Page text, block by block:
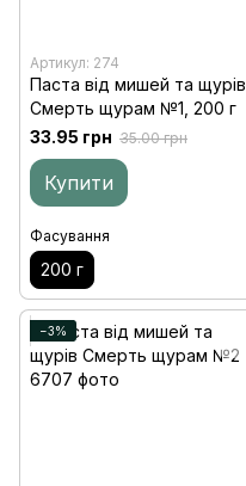
Артикул: 274
Паста від мишей та щурів
Смерть щурам №1, 200 г
33.95 грн 35.00 грн
Купити
Фасування
200 г
−3%